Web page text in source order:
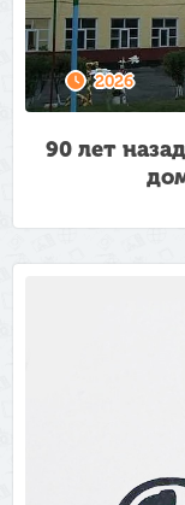
2026
90 лет